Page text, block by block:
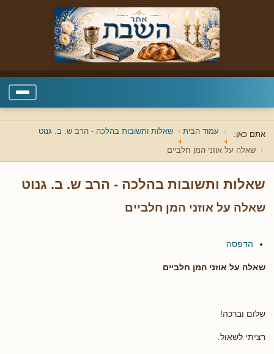
אתם כאן: עמוד הבית שאלות ותשובות בהלכה - הרב ש. ב. גנוט
שאלה על אוזני המן חלביים
שאלות ותשובות בהלכה - הרב ש. ב. גנוט
שאלה על אוזני המן חלביים
הדפסה
שאלה על אוזני המן חלביים
שלום וברכה!
רציתי לשאול: